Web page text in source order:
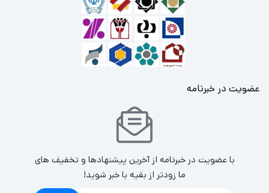
عضویت در خبرنامه
با عضویت در خبرنامه از آخرین پیشنهادها و تخفیف های
ما زودتر از بقیه با خبر شوید!